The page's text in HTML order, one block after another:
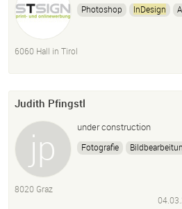
Photoshop InDesign
6060 Hall in Tirol
Judith Pfingstl
under construction
Fotografie
8020 Graz